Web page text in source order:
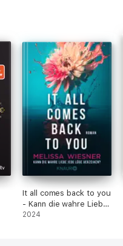
It all comes back to you
- Kann die wahre Liebe
jede Lüge verzeihen?
2024